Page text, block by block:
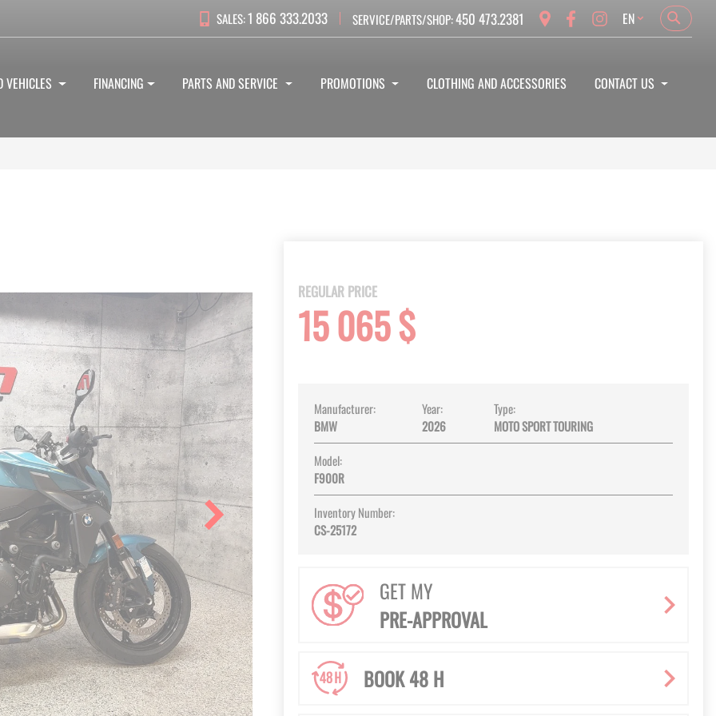
SALES:1 866 333.2033 SERVICE/PARTS/SHOP:450 473.2381
Search
Search
Language
EN
VEHICLES FINANCING PARTS AND SERVICE PROMOTIONS CLOTHING AND ACCESSORIES CONTACT US
REGULAR PRICE
15 065 $
Manufacturer:
BMW
Year:
2026
Type:
MOTO SPORT TOURING
Model:
F900R
Inventory Number:
CS-25172
GET MY
PRE-APPROVAL
BOOK 48 H